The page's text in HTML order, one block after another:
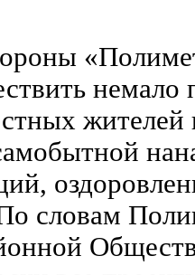
немало
словам